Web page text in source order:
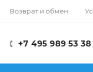
Возврат и обмен
+7 495 989 53 38